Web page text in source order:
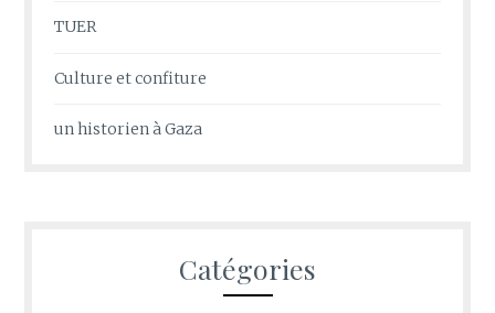
TUER
Culture et confiture
un historien à Gaza
Catégories